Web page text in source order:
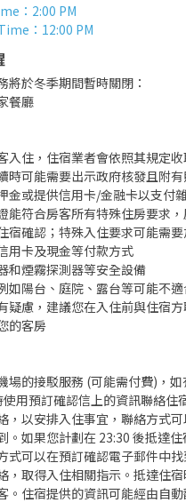
： 2:00 PM
： 12:00 PM
將於冬季期間暫時關閉：
餐廳
入住，住宿業者會依照其規定
時可能需要出示政府核發且附
金或提供信用卡/金融卡以支付
能符合房客所有特殊住房要求
宿確認；特殊入住要求可能需
用卡及現金等付款方式
和煙霧探測器等安全設備
如陽台、庭院、露台等可能不
疑慮，建議您在入住前與住宿
的客房
場的接駁服務 (可能需付費)，
用預訂確認信上的資訊聯絡住
，以安排入住事宜，聯絡方式
。如果您計劃在 23:30 後抵達
式可以在預訂確認電子郵件中
，取得入住相關指示。抵達住
。住宿提供的資訊可能經由自動